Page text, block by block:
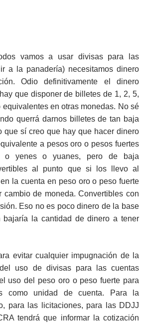
vamos a usar divisas para las
a la panadería) necesitamos dinero
Odio definitivamente el dinero
que disponer de billetes de 1, 2, 5,
equivalentes en otras monedas. No sé
querrá darnos billetes de tan baja
que sí creo que hay que hacer dinero
a pesos oro o pesos fuertes
o yenes o yuanes, pero de baja
al punto que si los llevo al
la cuenta en peso oro o peso fuerte
de moneda. Convertibles con
Eso no es poco dinero de la base
bajaría la cantidad de dinero a tener
evitar cualquier impugnación de la
uso de divisas para las cuentas
uso del peso oro o peso fuerte para
como unidad de cuenta. Para la
para las licitaciones, para las DDJJ
tendrá que informar la cotización